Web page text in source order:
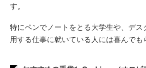
す。
特にペンでノートをとる大学生や、デス
用する仕事に就いている人には喜んでも